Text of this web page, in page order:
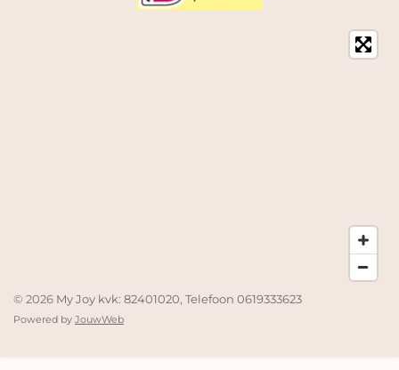
© 2026 My Joy kvk: 82401020, Telefoon 0619333623
Powered by JouwWeb